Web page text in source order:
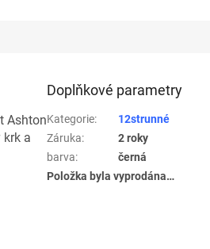
Ashton
krk a
Doplňkové parametry
Kategorie:
12strunné
Záruka:
2 roky
barva:
černá
Položka byla vyprodána…